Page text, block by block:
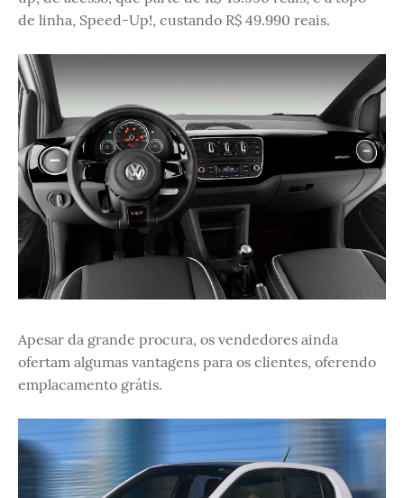
de linha, Speed-Up!, custando R$ 49.990 reais.
Apesar da grande procura, os vendedores ainda
ofertam algumas vantagens para os clientes, oferendo
emplacamento grátis.